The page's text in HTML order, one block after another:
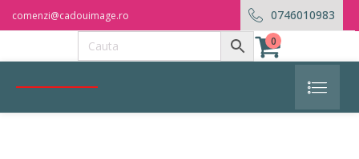
comenzi@cadouimage.ro 0746010983
0